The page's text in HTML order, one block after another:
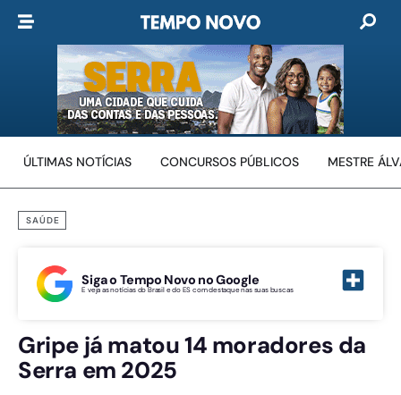
ÚLTIMAS NOTÍCIAS CONCURSOS PÚBLICOS MESTRE
SAÚDE
Siga o Tempo Novo no Google
E veja as notícias do Brasil e do ES com destaque nas suas buscas
Gripe já matou 14 moradores da
Serra em 2025